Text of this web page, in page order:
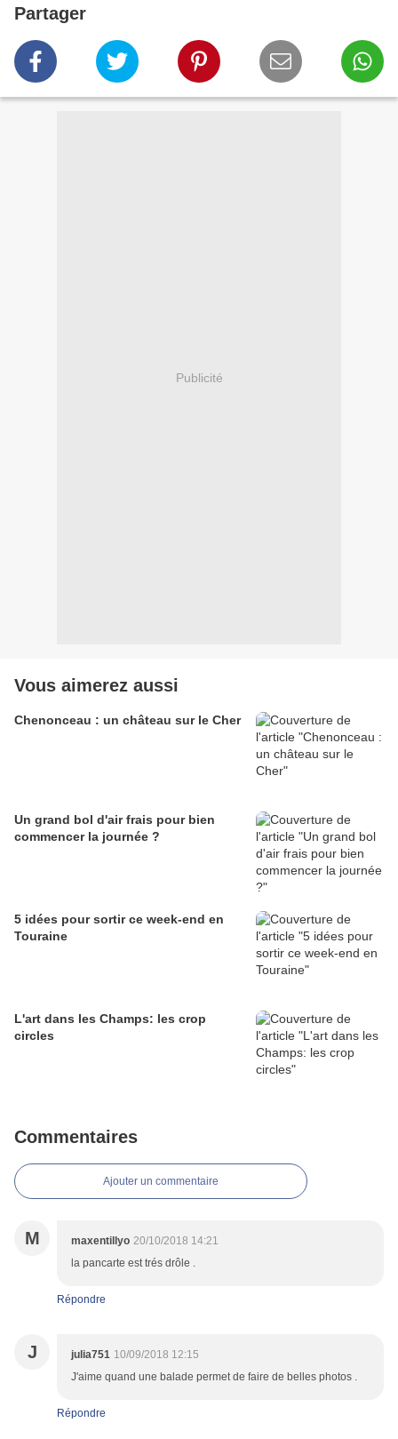
Partager
Publicité
Vous aimerez aussi
Chenonceau : un château sur le Cher
Un grand bol d'air frais pour bien
commencer la journée ?
5 idées pour sortir ce week-end en
Touraine
L'art dans les Champs: les crop
circles
Commentaires
Ajouter un commentaire
M maxentillyo 20/10/2018 14:21
la pancarte est trés drôle .
Répondre
J julia751 10/09/2018 12:15
J'aime quand une balade permet de faire de belles photos .
Répondre